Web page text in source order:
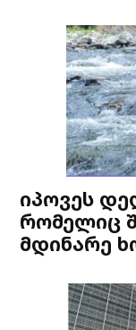
იპოვეს
რომელიც
მდინარე